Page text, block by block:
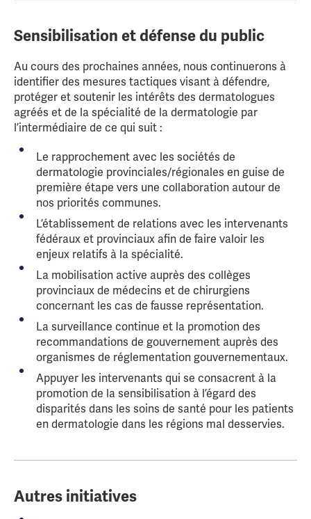
Sensibilisation et défense du public
Au cours des prochaines années, nous continuerons à
identifier des mesures tactiques visant à défendre,
protéger et soutenir les intérêts des dermatologues
agréés et de la spécialité de la dermatologie par
l’intermédiaire de ce qui suit :
Le rapprochement avec les sociétés de
dermatologie provinciales/régionales en guise de
première étape vers une collaboration autour de
nos priorités communes.
L’établissement de relations avec les intervenants
fédéraux et provinciaux afin de faire valoir les
enjeux relatifs à la spécialité.
La mobilisation active auprès des collèges
provinciaux de médecins et de chirurgiens
concernant les cas de fausse représentation.
La surveillance continue et la promotion des
recommandations de gouvernement auprès des
organismes de réglementation gouvernementaux.
Appuyer les intervenants qui se consacrent à la
promotion de la sensibilisation à l’égard des
disparités dans les soins de santé pour les patients
en dermatologie dans les régions mal desservies.
Autres initiatives